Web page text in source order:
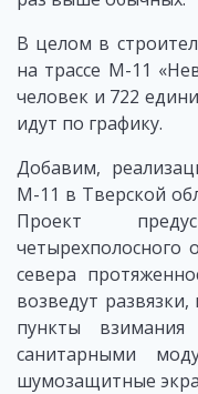
В целом в
на трассе М-11
человек и 722
идут по графику.
Добавим,
М-11 в Тверской
Проект
четырехполосного
севера
возведут
пункты
санитарными
шумозащитные